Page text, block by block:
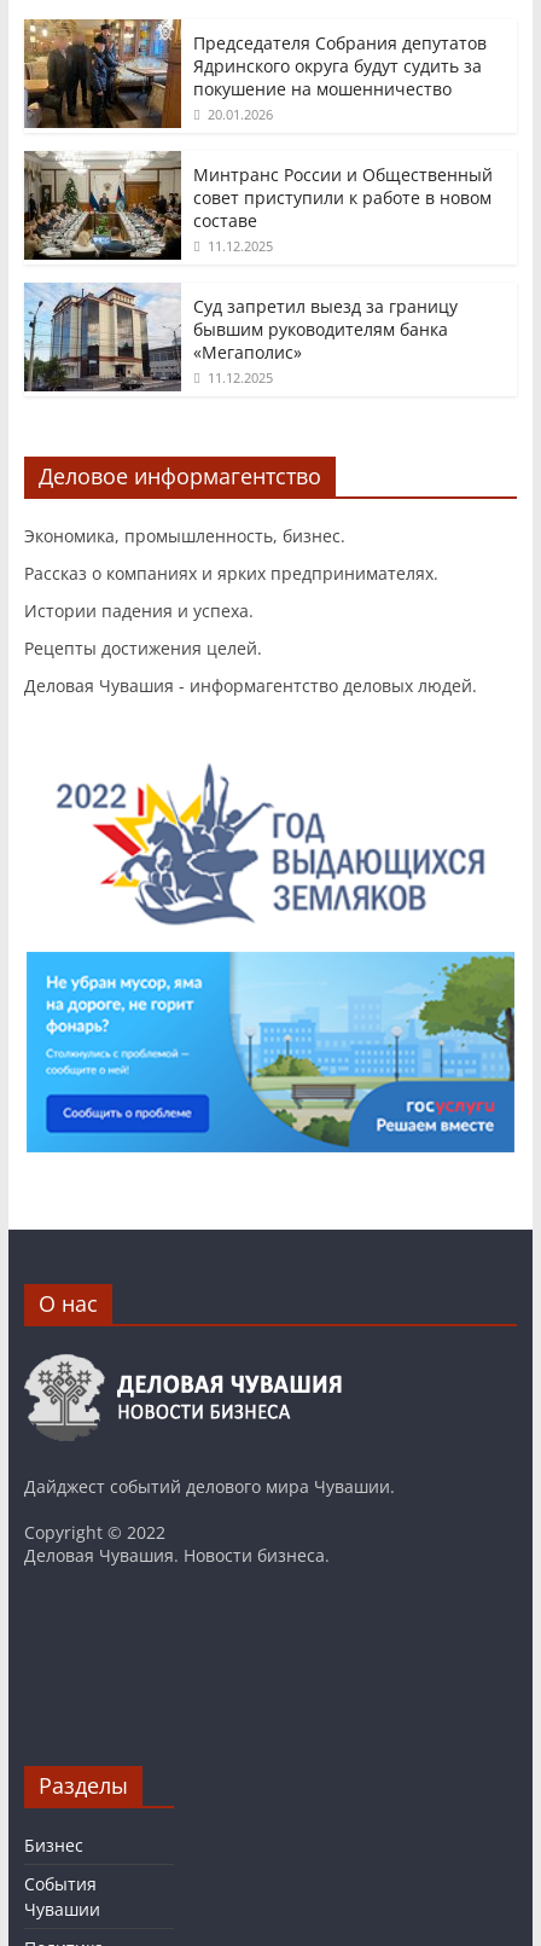
Председателя Собрания депутатов
Ядринского округа будут судить за
покушение на мошенничество
20.01.2026
Минтранс России и Общественный
совет приступили к работе в новом
составе
11.12.2025
Суд запретил выезд за границу
бывшим руководителям банка
«Мегаполис»
11.12.2025
Деловое информагентство
Экономика, промышленность, бизнес.
Рассказ о компаниях и ярких предпринимателях.
Истории падения и успеха.
Рецепты достижения целей.
Деловая Чувашия - информагентство деловых людей.
О нас
Дайджест событий делового мира Чувашии.
Copyright © 2022
Деловая Чувашия. Новости бизнеса.
Разделы
Бизнес
События
Чувашии